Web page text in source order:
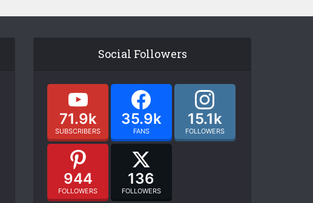
Social Followers
71.9k
SUBSCRIBERS
35.9k
FANS
15.1k
FOLLOWERS
944
FOLLOWERS
136
FOLLOWERS